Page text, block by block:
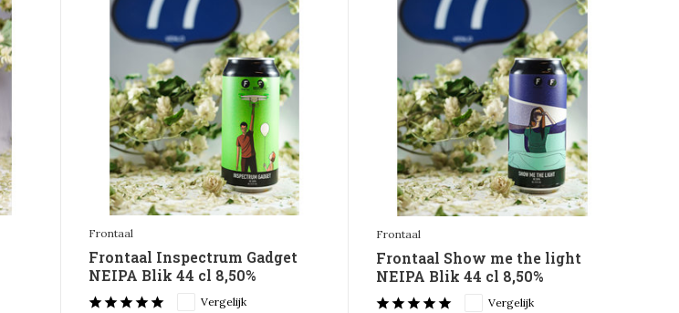
Frontaal
Frontaal Inspectrum Gadget
NEIPA Blik 44 cl 8,50%
Vergelijk
Frontaal
Frontaal Show me the light
NEIPA Blik 44 cl 8,50%
Vergelijk